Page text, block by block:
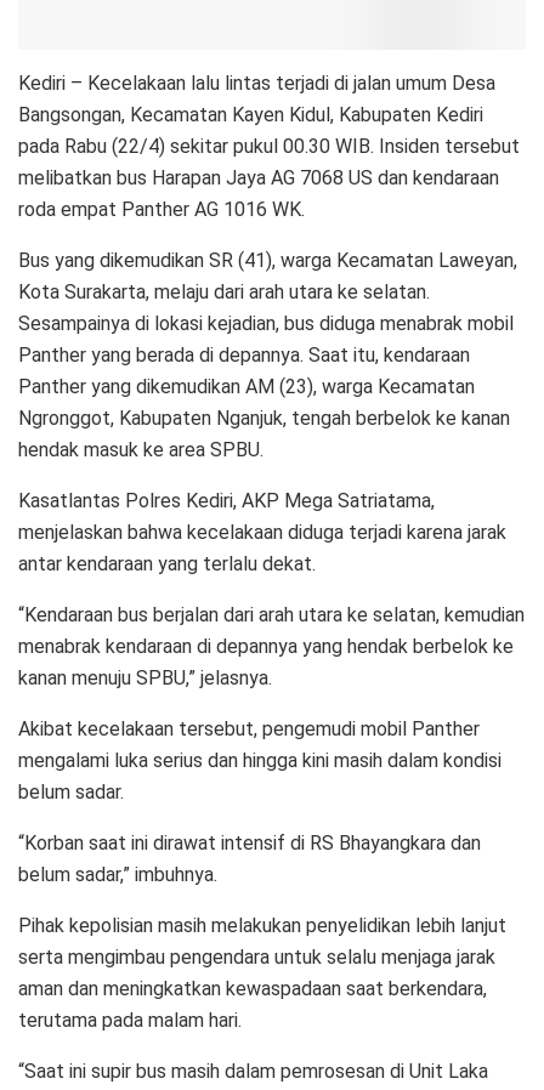
Kediri – Kecelakaan lalu lintas terjadi di jalan umum Desa
Bangsongan, Kecamatan Kayen Kidul, Kabupaten Kediri
pada Rabu (22/4) sekitar pukul 00.30 WIB. Insiden tersebut
melibatkan bus Harapan Jaya AG 7068 US dan kendaraan
roda empat Panther AG 1016 WK.
Bus yang dikemudikan SR (41), warga Kecamatan Laweyan,
Kota Surakarta, melaju dari arah utara ke selatan.
Sesampainya di lokasi kejadian, bus diduga menabrak mobil
Panther yang berada di depannya. Saat itu, kendaraan
Panther yang dikemudikan AM (23), warga Kecamatan
Ngronggot, Kabupaten Nganjuk, tengah berbelok ke kanan
hendak masuk ke area SPBU.
Kasatlantas Polres Kediri, AKP Mega Satriatama,
menjelaskan bahwa kecelakaan diduga terjadi karena jarak
antar kendaraan yang terlalu dekat.
“Kendaraan bus berjalan dari arah utara ke selatan, kemudian
menabrak kendaraan di depannya yang hendak berbelok ke
kanan menuju SPBU,” jelasnya.
Akibat kecelakaan tersebut, pengemudi mobil Panther
mengalami luka serius dan hingga kini masih dalam kondisi
belum sadar.
“Korban saat ini dirawat intensif di RS Bhayangkara dan
belum sadar,” imbuhnya.
Pihak kepolisian masih melakukan penyelidikan lebih lanjut
serta mengimbau pengendara untuk selalu menjaga jarak
aman dan meningkatkan kewaspadaan saat berkendara,
terutama pada malam hari.
“Saat ini supir bus masih dalam pemrosesan di Unit Laka